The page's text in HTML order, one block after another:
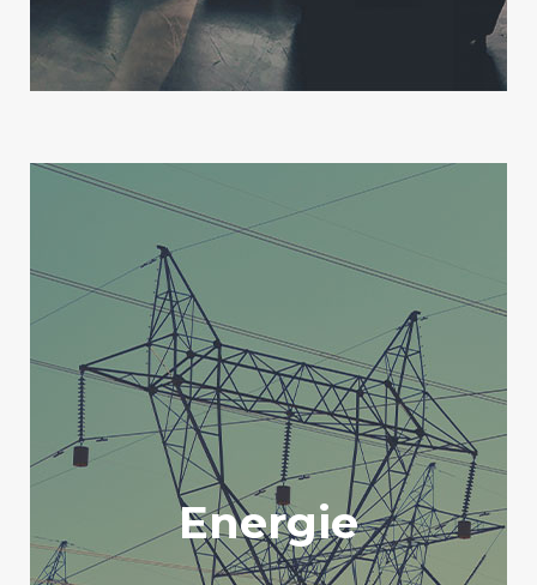
Energie
Energie
Die Energiewende ist eine der größten
Herausforderungen unserer Zeit. Nur mit
einer starken Wirtschaft wird auch ein
starker Umweltschutz möglich sein. Alle
energiepolitischen Maßnahmen sollten
technologieoffen vorangetrieben werden,